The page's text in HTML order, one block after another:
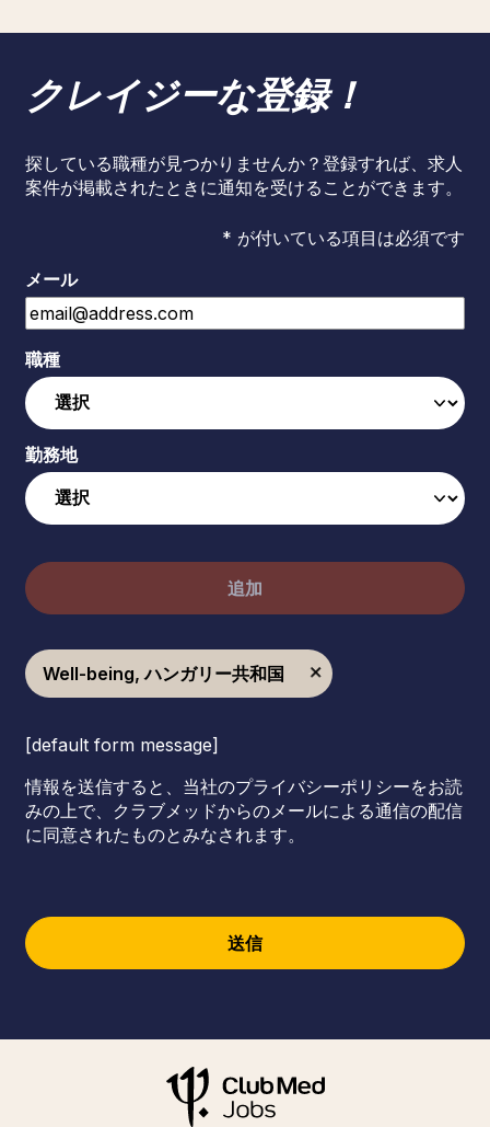
クレイジーな登録！
探している職種が見つかりませんか？登録すれば、求人
案件が掲載されたときに通知を受けることができます。
* が付いている項目は必須です
メール
職種
勤務地
追加
Well-being, ハンガリー共和国
[default form message]
情報を送信すると、当社のプライバシーポリシーをお読
みの上で、クラブメッドからのメールによる通信の配信
に同意されたものとみなされます。
送信